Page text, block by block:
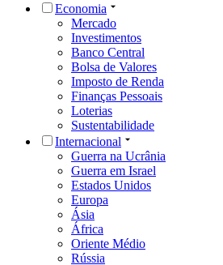
Economia
Mercado
Investimentos
Banco Central
Bolsa de Valores
Imposto de Renda
Finanças Pessoais
Loterias
Sustentabilidade
Internacional
Guerra na Ucrânia
Guerra em Israel
Estados Unidos
Europa
Ásia
África
Oriente Médio
Rússia